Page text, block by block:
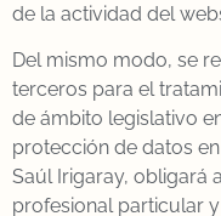
de la actividad del
Del mismo modo, se
terceros para el
de ámbito legislativo
protección de datos
Saúl Irigaray, obligará
profesional particular